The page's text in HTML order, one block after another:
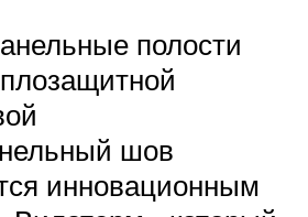
полости
шов
инновационным